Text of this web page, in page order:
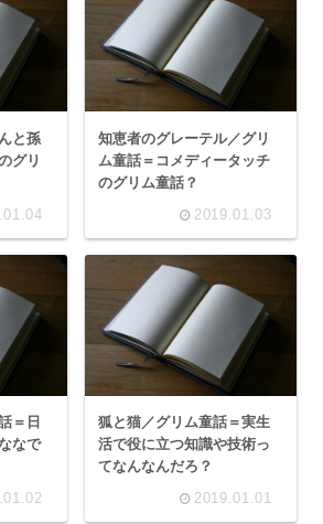
と孫
グリ
知恵者のグレーテル／グリ
ム童話＝コメディータッチ
のグリム童話？
2019.01.03
＝日
なで
狐と猫／グリム童話＝実生
活で役に立つ知識や技術っ
てなんなんだろ？
2019.01.01